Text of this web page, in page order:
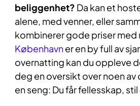
beliggenhet? Da kan et
alene, med venner, eller
kombinerer gode priser
Københavner en by full av
overnatting kan du oppleve
deg en oversikt over noen
en seng: Du får fellesskap,